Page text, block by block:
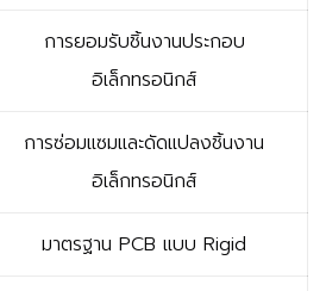
การยอมรับชิ้นงานประกอบ
อิเล็กทรอนิกส์
การซ่อมแซมและดัดแปลงชิ้นงาน
อิเล็กทรอนิกส์
มาตรฐาน PCB แบบ Rigid